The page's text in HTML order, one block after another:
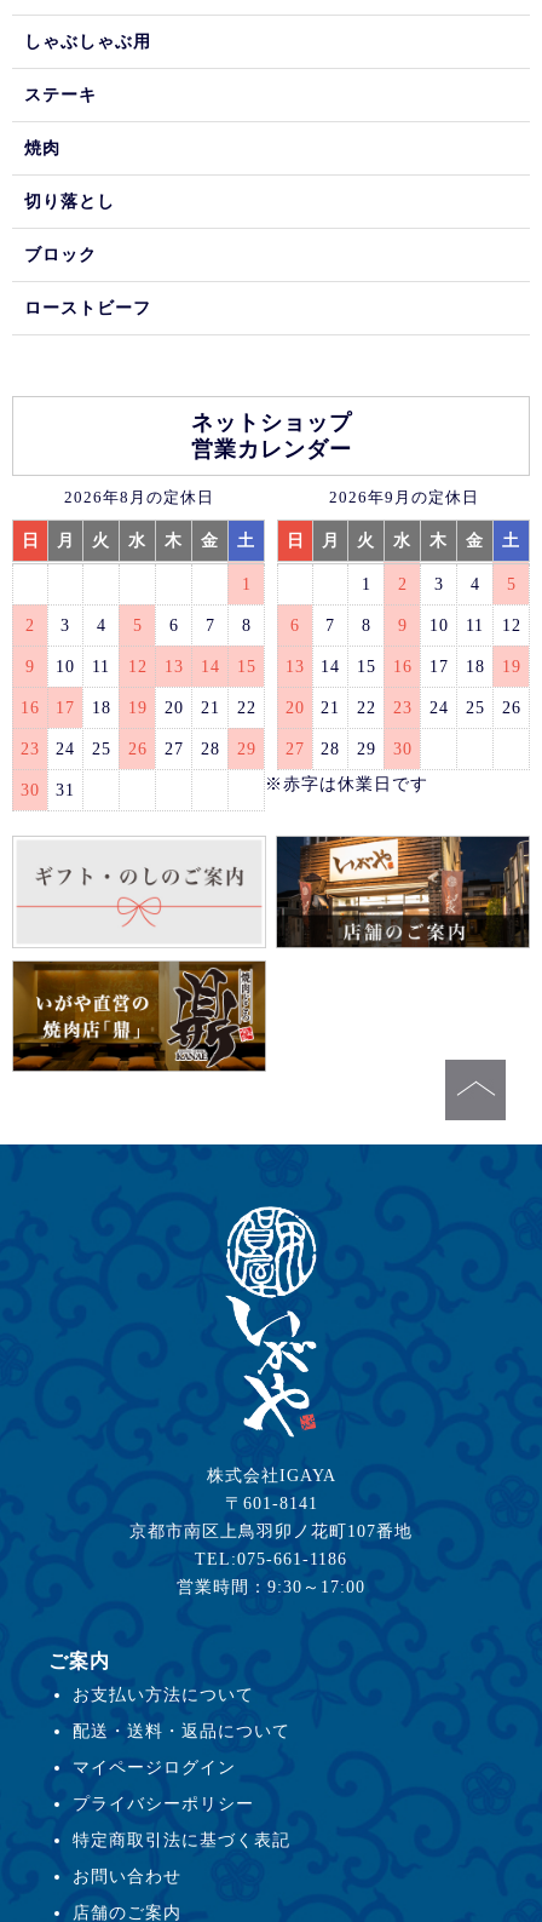
しゃぶしゃぶ用
ステーキ
焼肉
切り落とし
ブロック
ローストビーフ
ネットショップ
営業カレンダー
2026年8月の定休日
日 月 火 水 木 金 土
1
2 3 4 5 6 7 8
9 10 11 12 13 14 15
16 17 18 19 20 21 22
23 24 25 26 27 28 29
30 31
2026年9月の定休日
日 月 火 水 木 金 土
1 2 3 4 5
6 7 8 9 10 11 12
13 14 15 16 17 18 19
20 21 22 23 24 25 26
27 28 29
30
※赤字は休業日です
株式会社IGAYA
〒601-8141
京都市南区上鳥羽卯ノ花町107番地
TEL:075-661-1186
営業時間：9:30～17:00
ご案内
お支払い方法について
配送・送料・返品について
マイページログイン
プライバシーポリシー
特定商取引法に基づく表記
お問い合わせ
店舗のご案内